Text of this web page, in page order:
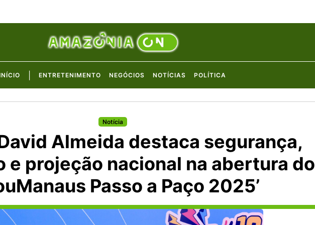
ENTRETENIMENTO NEGÓCIOS NOTÍCIAS POLÍTICA
Notícia
Almeida destaca segurança,
e projeção nacional na abertura do
Passo a Paço 2025’